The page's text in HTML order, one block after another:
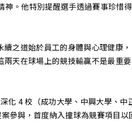
。他特別提醒選手透過賽事珍惜
之道始於員工的身體與心理健康
天在球場上的競技輸贏不是最重
化 4 校（成功大學、中興大學、
參與，首度納入撞球為競賽項目